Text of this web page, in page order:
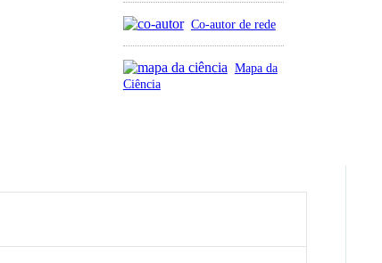
Co-autor de rede
Mapa da
Ciência